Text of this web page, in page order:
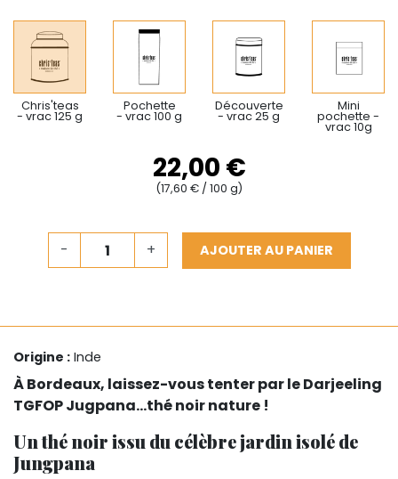
Chris'teas
- vrac 125 g
Pochette
- vrac 100 g
Découverte
- vrac 25 g
Mini
pochette -
vrac 10g
22,00 €
(17,60 € / 100 g)
- + AJOUTER AU PANIER
Origine : Inde
À Bordeaux, laissez-vous tenter par le Darjeeling
TGFOP Jugpana...thé noir nature !
Un thé noir issu du célèbre jardin isolé de
Jungpana